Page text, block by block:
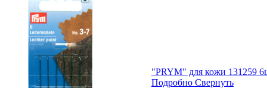
"PRYM" для кожи 131259
Подробно Свернуть